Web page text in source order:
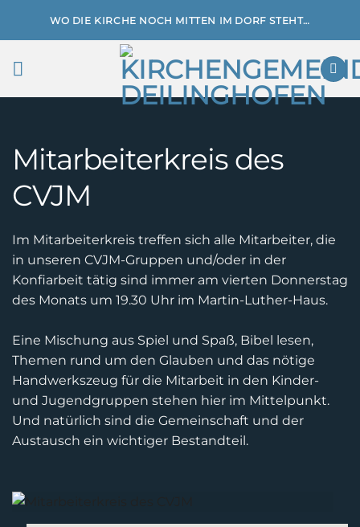
WO DIE KIRCHE NOCH MITTEN IM DORF STEHT…
Mitarbeiterkreis des
CVJM
Im Mitarbeiterkreis treffen sich alle Mitarbeiter, die
in unseren CVJM-Gruppen und/oder in der
Konfiarbeit tätig sind immer am vierten Donnerstag
des Monats um 19.30 Uhr im Martin-Luther-Haus.
Eine Mischung aus Spiel und Spaß, Bibel lesen,
Themen rund um den Glauben und das nötige
Handwerkszeug für die Mitarbeit in den Kinder-
und Jugendgruppen stehen hier im Mittelpunkt.
Und natürlich sind die Gemeinschaft und der
Austausch ein wichtiger Bestandteil.